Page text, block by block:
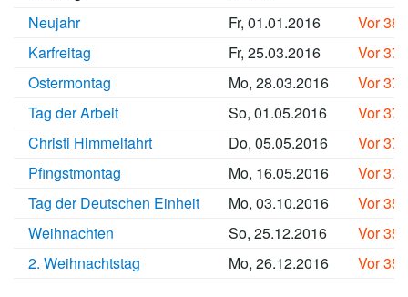
Neujahr
Fr, 01.01.2016
Vor
Karfreitag
Fr, 25.03.2016
Vor
Ostermontag
Mo, 28.03.2016
Vor
Tag der Arbeit
So, 01.05.2016
Vor
Christi Himmelfahrt
Do, 05.05.2016
Vor
Pfingstmontag
Mo, 16.05.2016
Vor
Tag der Deutschen Einheit
Mo, 03.10.2016
Vor
Weihnachten
So, 25.12.2016
Vor
2. Weihnachtstag
Mo, 26.12.2016 Vor